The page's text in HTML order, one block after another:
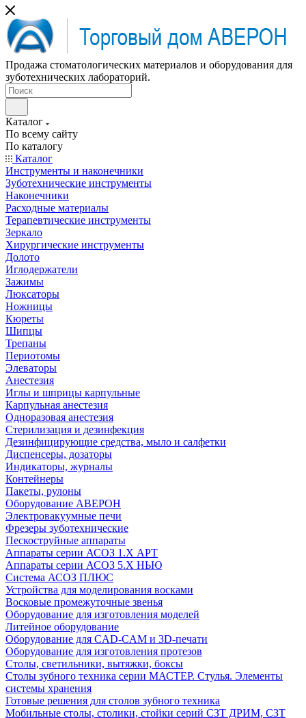
Продажа стоматологических материалов и оборудования для
зуботехнических лабораторий.
Каталог
По всему сайту
По каталогу
Каталог
Инструменты и наконечники
Зуботехнические инструменты
Наконечники
Расходные материалы
Терапевтические инструменты
Зеркало
Хирургические инструменты
Долото
Иглодержатели
Зажимы
Люксаторы
Ножницы
Кюреты
Шипцы
Трепаны
Периотомы
Элеваторы
Анестезия
Иглы и шприцы карпульные
Карпульная анестезия
Одноразовая анестезия
Стерилизация и дезинфекция
Дезинфицирующие средства, мыло и салфетки
Диспенсеры, дозаторы
Индикаторы, журналы
Контейнеры
Пакеты, рулоны
Оборудование АВЕРОН
Электровакуумные печи
Фрезеры зуботехнические
Пескоструйные аппараты
Аппараты серии АСОЗ 1.Х АРТ
Аппараты серии АСОЗ 5.Х НЬЮ
Система АСОЗ ПЛЮС
Устройства для моделирования восками
Восковые промежуточные звенья
Оборудование для изготовления моделей
Литейное оборудование
Оборудование для CAD-CAM и 3D-печати
Оборудование для изготовления протезов
Cтолы, светильники, вытяжки, боксы
Столы зубного техника серии МАСТЕР. Стулья. Элементы
системы хранения
Готовые решения для столов зубного техника
Мобильные столы, столики, стойки серий СЗТ ДРИМ, СЗТ